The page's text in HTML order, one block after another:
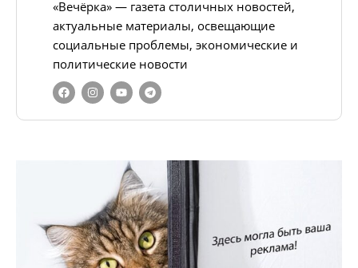
«Вечёрка» — газета столичных новостей,
актуальные материалы, освещающие
социальные проблемы, экономические и
политические новости